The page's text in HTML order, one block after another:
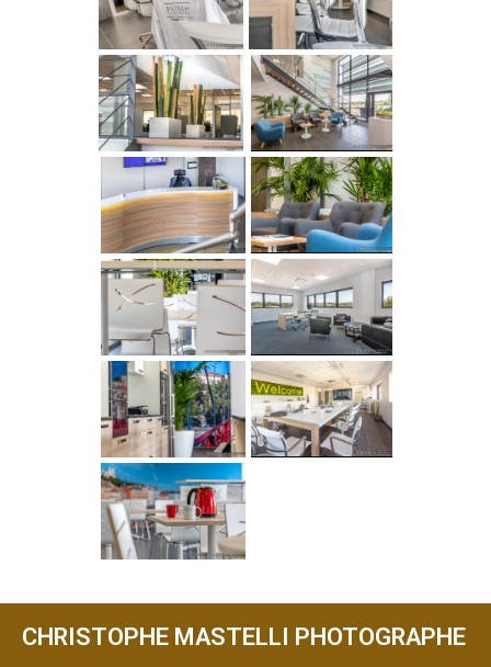
CHRISTOPHE MASTELLI PHOTOGRAPHE